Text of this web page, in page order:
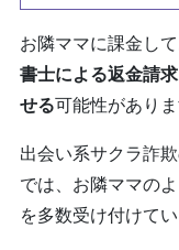
お隣ママに課金し
書士による返金請
せる可能性がありま
出会い系サクラ詐
では、お隣ママの
を多数受け付けてい